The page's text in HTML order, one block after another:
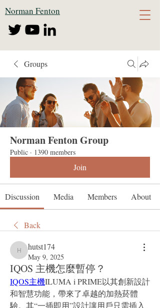
Norman Fenton
Groups
Norman Fenton Group
Public · 1390 members
Join
Discussion Media Members About
Back
hutst174
hutst174
May 9, 2025
IQOS 主機怎麼暫停？
IQOS主機ILUMA i PRIME以其創新設計
和智慧功能，帶來了卓越的加熱菸體
驗。其“一插即用”設計讓用戶只需插入